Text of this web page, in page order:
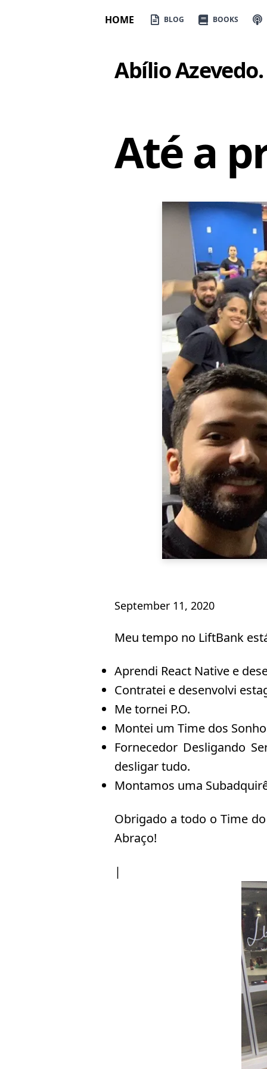
HOME BLOG BOOKS
Abílio Azevedo.
Até a
September 11, 2020
Meu tempo no LiftBank
Aprendi React Native e
Contratei e desenvolvi
Me tornei P.O.
Montei um Time dos
Fornecedor Desligando
desligar tudo.
Montamos uma
Obrigado a todo o Time
Abraço!
|